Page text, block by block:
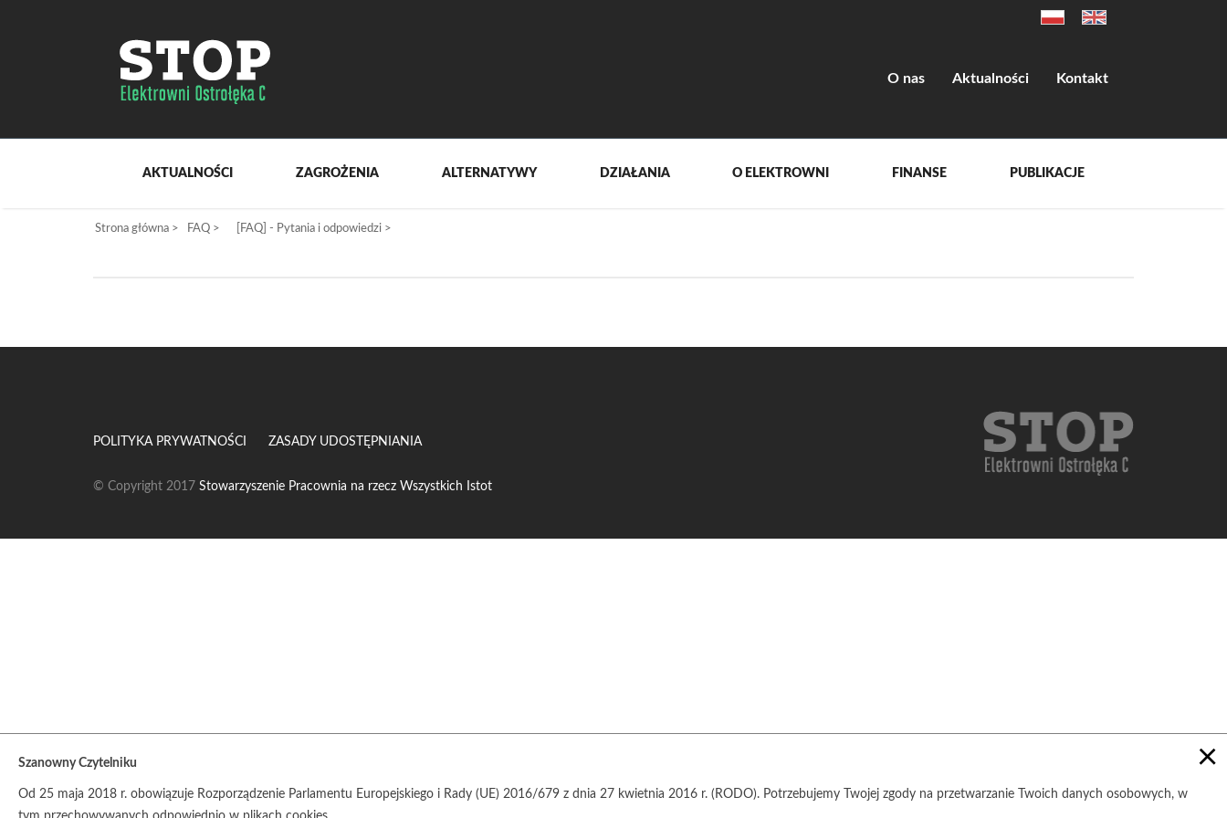
O nas Aktualności Kontakt
AKTUALNOŚCI ZAGROŻENIA ALTERNATYWY DZIAŁANIA O ELEKTROWNI FINANSE PUBLIKACJE
Strona główna > FAQ > [FAQ] - Pytania i odpowiedzi >
POLITYKA PRYWATNOŚCI ZASADY UDOSTĘPNIANIA
© Copyright 2017 Stowarzyszenie Pracownia na rzecz Wszystkich Istot
×
Szanowny Czytelniku
Od 25 maja 2018 r. obowiązuje Rozporządzenie Parlamentu Europejskiego i Rady (UE) 2016/679 z dnia 27 kwietnia 2016 r. (RODO). Potrzebujemy Twojej zgody na przetwarzanie Twoich danych osobowych, w